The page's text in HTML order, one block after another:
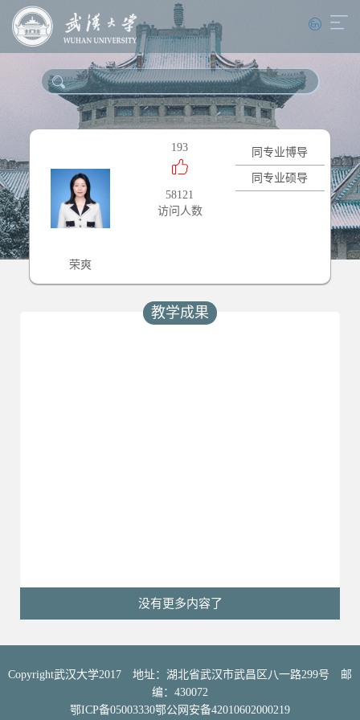
荣爽
193
58121
访问人数
同专业博导
同专业硕导
教学成果
没有更多内容了
Copyright武汉大学2017 地址：湖北省武汉市武昌区八一路299号 邮
编：430072
鄂ICP备05003330鄂公网安备42010602000219